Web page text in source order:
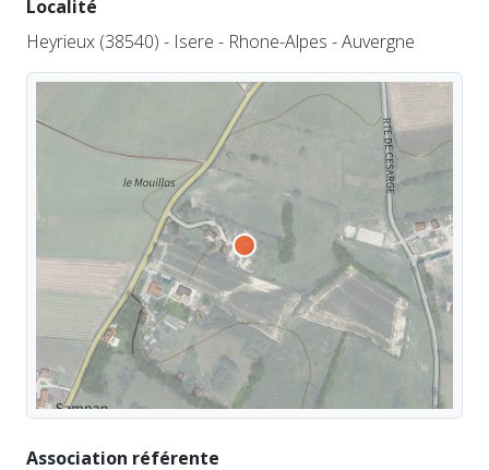
Localité
Heyrieux (38540) - Isere - Rhone-Alpes - Auvergne
Association référente